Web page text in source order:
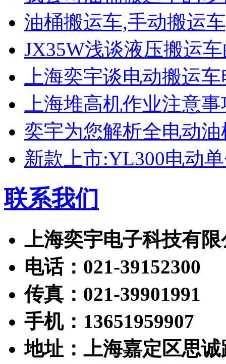
油桶搬运车,手动搬运
JX35W浅谈液压搬运
上海奕宇谈电动搬运
上海堆高机作业注意
奕宇为您解析全电动
新款上市:YL300电动
联系我们
上海奕宇电子科技有限
电话：021-39152300
传真：021-39901991
手机：13651959907
地址：上海嘉定区思诚